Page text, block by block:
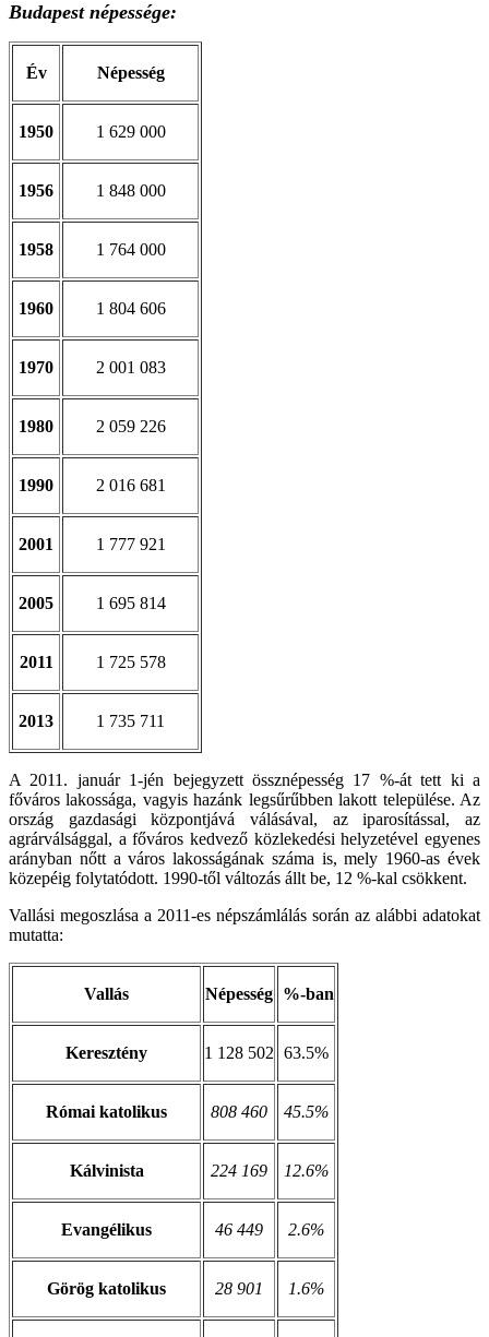
Budapest népessége:
Év Népesség
1950 1 629 000
1956 1 848 000
1958 1 764 000
1960 1 804 606
1970 2 001 083
1980 2 059 226
1990 2 016 681
2001 1 777 921
2005 1 695 814
2011 1 725 578
2013 1 735 711
A 2011. január 1-jén bejegyzett össznépesség 17 %-át tett ki a
főváros lakossága, vagyis hazánk legsűrűbben lakott települése. Az
ország gazdasági központjává válásával, az iparosítással, az
agrárválsággal, a főváros kedvező közlekedési helyzetével egyenes
arányban nőtt a város lakosságának száma is, mely 1960-as évek
közepéig folytatódott. 1990-től változás állt be, 12 %-kal csökkent.
Vallási megoszlása a 2011-es népszámlálás során az alábbi adatokat
mutatta:
Vallás Népesség %-ban
Keresztény 1 128 502 63.5%
Római katolikus 808 460 45.5%
Kálvinista 224 169 12.6%
Evangélikus 46 449 2.6%
Görög katolikus 28 901 1.6%